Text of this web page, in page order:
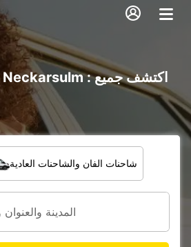
شاحنات الفان والشاحنات العادية